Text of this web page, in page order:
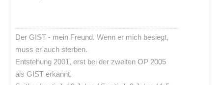
Der GIST - mein Freund. Wenn er mich besiegt,
muss er auch sterben.
Entstehung 2001, erst bei der zweiten OP 2005
als GIST erkannt.